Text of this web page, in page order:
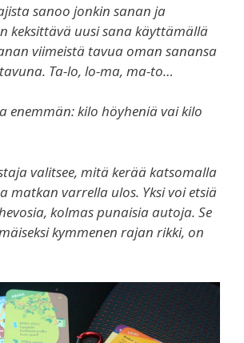
sanoo jonkin sanan ja
keksittävä uusi sana käyttämällä
viimeistä tavua oman sanansa
Ta-lo, lo-ma, ma-to…
enemmän: kilo höyheniä vai kilo
valitsee, mitä kerää katsomalla
matkan varrella ulos. Yksi voi etsiä
kolmas punaisia autoja. Se
kymmenen rajan rikki, on